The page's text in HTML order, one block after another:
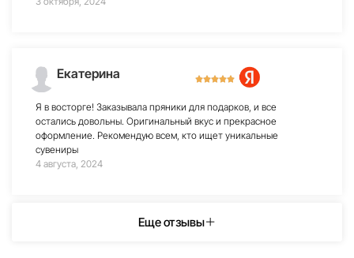
Екатерина
Я в восторге! Заказывала пряники для подарков, и все
остались довольны. Оригинальный вкус и прекрасное
оформление. Рекомендую всем, кто ищет уникальные
сувениры
4 августа, 2024
Еще отзывы